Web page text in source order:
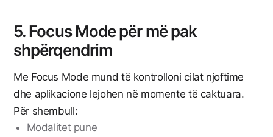
5. Focus Mode për më pak
shpërqendrim
Me Focus Mode mund të kontrolloni cilat njoftime
dhe aplikacione lejohen në momente të caktuara.
Për shembull:
Modalitet pune